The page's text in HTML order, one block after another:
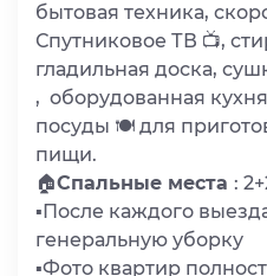
бытовая техника,
Спутниковое ТВ 📺,
гладильная доска,
, оборудованная
посуды 🍽 для
пищи.
🏠Спальные места :
▪️После каждого
генеральную уборку
▪️Фото квартир